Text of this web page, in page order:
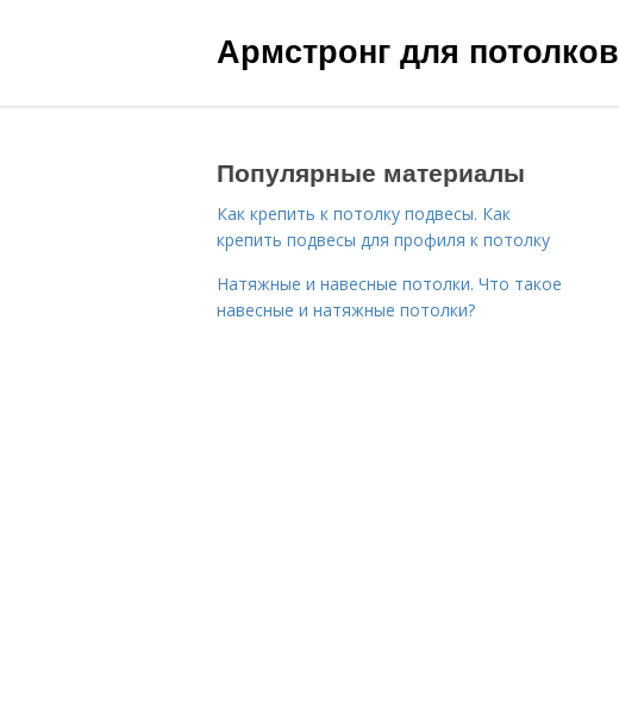
Армстронг для потолков
Популярные материалы
Как крепить к потолку подвесы. Как
крепить подвесы для профиля к потолку
Натяжные и навесные потолки. Что такое
навесные и натяжные потолки?